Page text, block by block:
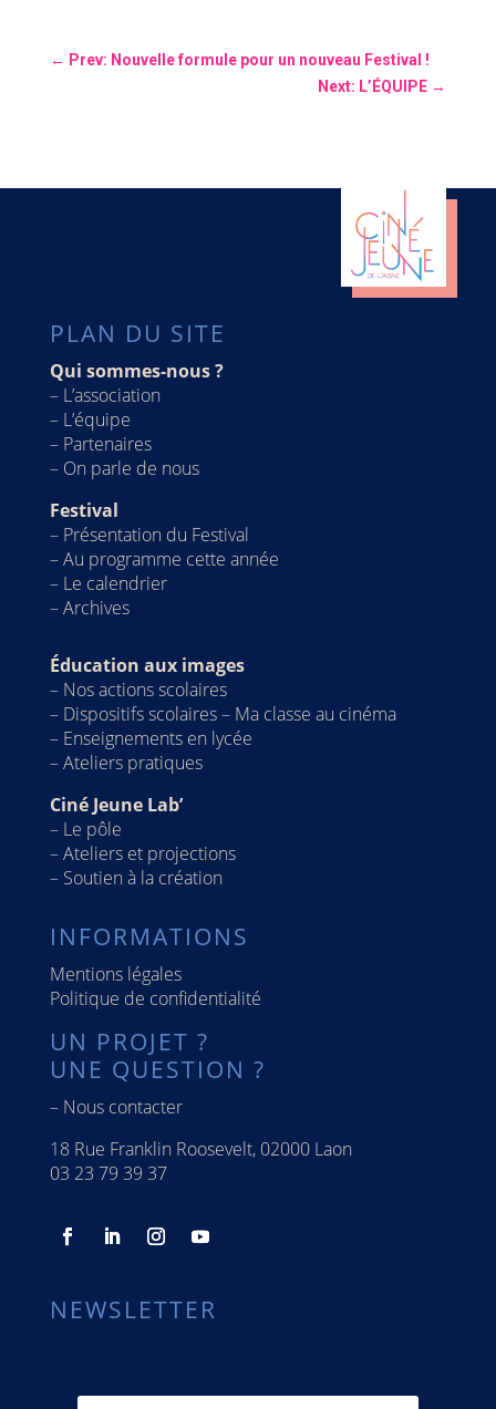
← Prev: Nouvelle formule pour un nouveau Festival !
Next: L’ÉQUIPE →
PLAN DU SITE
Qui sommes-nous ?
– L’association
– L’équipe
– Partenaires
– On parle de nous
Festival
– Présentation du Festival
–Au programme cette année
– Le calendrier
–Archives
Éducation aux images
– Nos actions scolaires
– Dispositifs scolaires – Ma classe au cinéma
– Enseignements en lycée
–Ateliers pratiques
Ciné Jeune Lab’
– Le pôle
–Ateliers et projections
– Soutien à la création
INFORMATIONS
Mentions légales
Politique de confidentialité
UN PROJET ?
UNE QUESTION ?
– Nous contacter
18 Rue Franklin Roosevelt, 02000 Laon
03 23 79 39 37
NEWSLETTER